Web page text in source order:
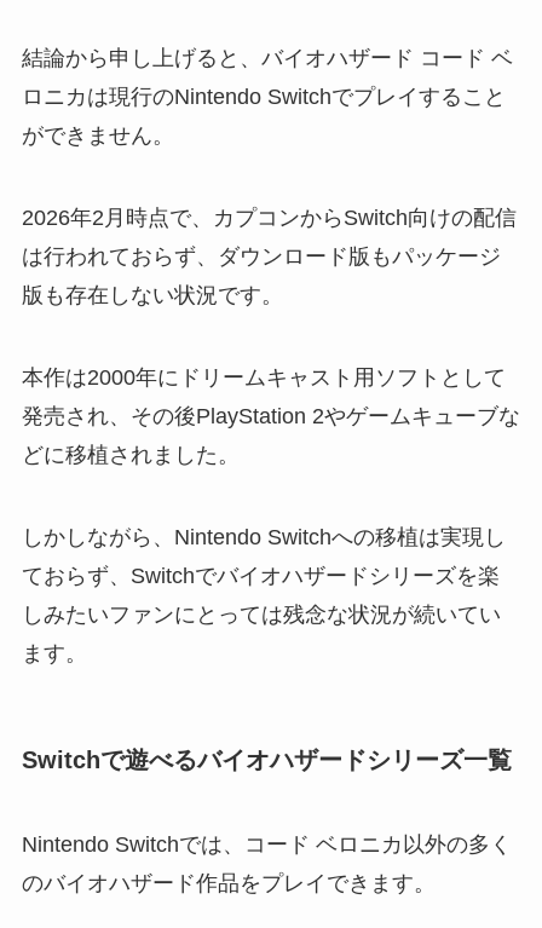
結論から申し上げると、バイオハザード コード ベ
ロニカは現行のNintendo Switchでプレイすること
ができません。
2026年2月時点で、カプコンからSwitch向けの配信
は行われておらず、ダウンロード版もパッケージ
版も存在しない状況です。
本作は2000年にドリームキャスト用ソフトとして
発売され、その後PlayStation 2やゲームキューブな
どに移植されました。
しかしながら、Nintendo Switchへの移植は実現し
ておらず、Switchでバイオハザードシリーズを楽
しみたいファンにとっては残念な状況が続いてい
ます。
Switchで遊べるバイオハザードシリーズ一覧
Nintendo Switchでは、コード ベロニカ以外の多く
のバイオハザード作品をプレイできます。